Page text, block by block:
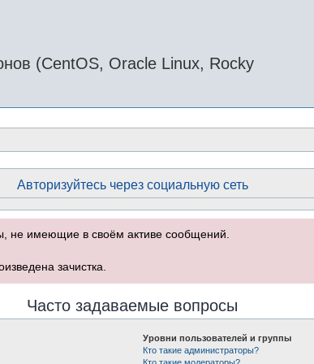
(CentOS, Oracle Linux, Rocky
Авторизуйтесь через социальную сеть
не имеющие в своём активе сообщений.
зачистка.
Часто задаваемые вопросы
Уровни пользователей и группы
Кто такие администраторы?